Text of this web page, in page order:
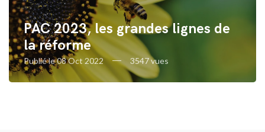
PAC 2023, les grandes lignes de
la réforme
Publié le 08 Oct 2022 3547 vues